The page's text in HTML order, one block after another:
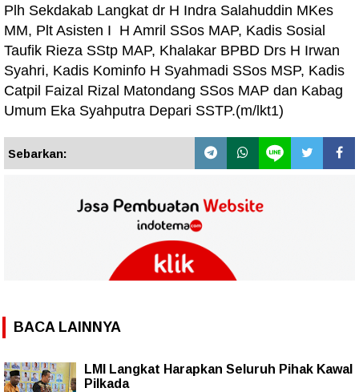
Plh Sekdakab Langkat dr H Indra Salahuddin MKes
MM, Plt Asisten I H Amril SSos MAP, Kadis Sosial
Taufik Rieza SStp MAP, Khalakar BPBD Drs H Irwan
Syahri, Kadis Kominfo H Syahmadi SSos MSP, Kadis
Catpil Faizal Rizal Matondang SSos MAP dan Kabag
Umum Eka Syahputra Depari SSTP.(m/lkt1)
Sebarkan:
BACA LAINNYA
LMI Langkat Harapkan Seluruh Pihak Kawal
Pilkada